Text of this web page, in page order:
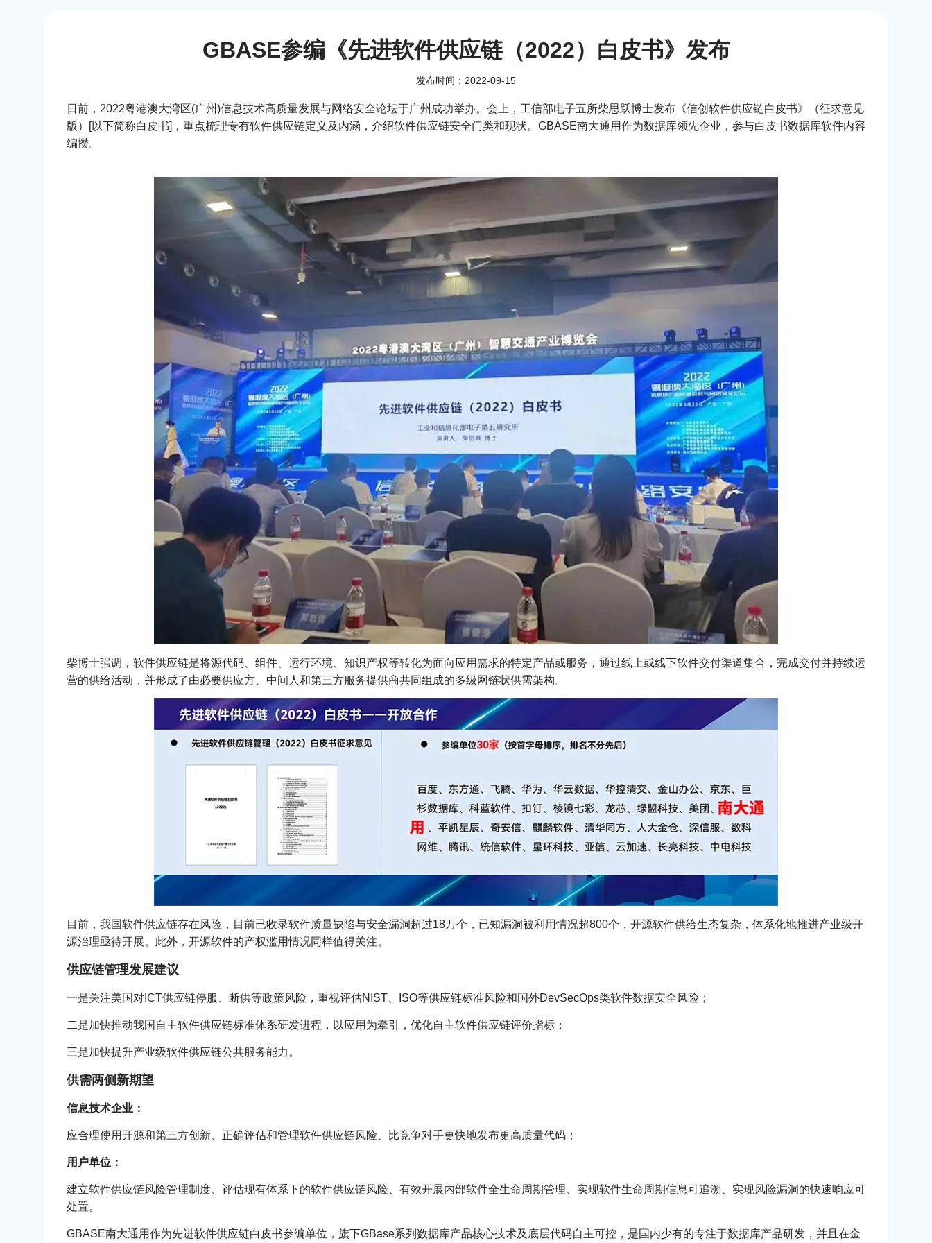
GBASE参编《先进软件供应链（2022）白皮书》发布
发布时间：2022-09-15
日前，2022粤港澳大湾区(广州)信息技术高质量发展与网络安全论坛于广州成功举办。会上，工信部电子五所柴思跃博士发布《信创软件供应链白皮书》（征求意见
版）[以下简称白皮书]，重点梳理专有软件供应链定义及内涵，介绍软件供应链安全门类和现状。GBASE南大通用作为数据库领先企业，参与白皮书数据库软件内容
编攒。
柴博士强调，软件供应链是将源代码、组件、运行环境、知识产权等转化为面向应用需求的特定产品或服务，通过线上或线下软件交付渠道集合，完成交付并持续运
营的供给活动，并形成了由必要供应方、中间人和第三方服务提供商共同组成的多级网链状供需架构。
目前，我国软件供应链存在风险，目前已收录软件质量缺陷与安全漏洞超过18万个，已知漏洞被利用情况超800个，开源软件供给生态复杂，体系化地推进产业级开
源治理亟待开展。此外，开源软件的产权滥用情况同样值得关注。
供应链管理发展建议
一是关注美国对ICT供应链停服、断供等政策风险，重视评估NIST、ISO等供应链标准风险和国外DevSecOps类软件数据安全风险；
二是加快推动我国自主软件供应链标准体系研发进程，以应用为牵引，优化自主软件供应链评价指标；
三是加快提升产业级软件供应链公共服务能力。
供需两侧新期望
信息技术企业：
应合理使用开源和第三方创新、正确评估和管理软件供应链风险、比竞争对手更快地发布更高质量代码；
用户单位：
建立软件供应链风险管理制度、评估现有体系下的软件供应链风险、有效开展内部软件全生命周期管理、实现软件生命周期信息可追溯、实现风险漏洞的快速响应可
处置。
GBASE南大通用作为先进软件供应链白皮书参编单位，旗下GBase系列数据库产品核心技术及底层代码自主可控，是国内少有的专注于数据库产品研发，并且在金